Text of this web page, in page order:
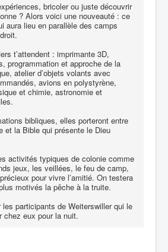
bricoler ou juste découvrir
? Alors voici une nouveauté : ce
aura lieu en parallèle des camps
t’attendent : imprimante 3D,
programmation et approche de la
atelier d’objets volants avec
avions en polystyrène,
et chimie, astronomie et
bibliques, elles porteront entre
et la Bible qui présente le Dieu
activités typiques de colonie comme
jeux, les veillées, le feu de camp,
pour vivre l’amitié. On testera
motivés la pêche à la truite.
participants de Weiterswiller qui le
chez eux pour la nuit.